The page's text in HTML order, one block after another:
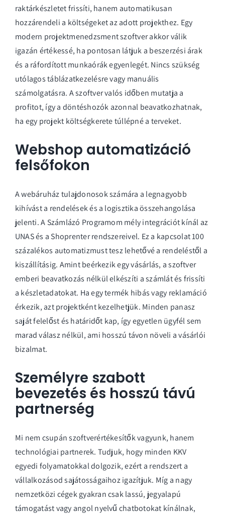
raktárkészletet frissíti, hanem automatikusan
hozzárendeli a költségeket az adott projekthez. Egy
modern projektmenedzsment szoftver akkor válik
igazán értékessé, ha pontosan látjuk a beszerzési árak
és a ráfordított munkaórák egyenlegét. Nincs szükség
utólagos táblázatkezelésre vagy manuális
számolgatásra. A szoftver valós időben mutatja a
profitot, így a döntéshozók azonnal beavatkozhatnak,
ha egy projekt költségkerete túllépné a terveket.
Webshop automatizáció
felsőfokon
A webáruház tulajdonosok számára a legnagyobb
kihívást a rendelések és a logisztika összehangolása
jelenti. A Számlázó Programom mély integrációt kínál az
UNAS és a Shoprenter rendszereivel. Ez a kapcsolat 100
százalékos automatizmust tesz lehetővé a rendeléstől a
kiszállításig. Amint beérkezik egy vásárlás, a szoftver
emberi beavatkozás nélkül elkészíti a számlát és frissíti
a készletadatokat. Ha egy termék hibás vagy reklamáció
érkezik, azt projektként kezelhetjük. Minden panasz
saját felelőst és határidőt kap, így egyetlen ügyfél sem
marad válasz nélkül, ami hosszú távon növeli a vásárlói
bizalmat.
Személyre szabott
bevezetés és hosszú távú
partnerség
Mi nem csupán szoftverértékesítők vagyunk, hanem
technológiai partnerek. Tudjuk, hogy minden KKV
egyedi folyamatokkal dolgozik, ezért a rendszert a
vállalkozásod sajátosságaihoz igazítjuk. Míg a nagy
nemzetközi cégek gyakran csak lassú, jegyalapú
támogatást vagy angol nyelvű chatbotokat kínálnak,